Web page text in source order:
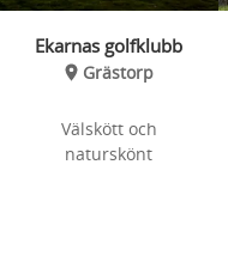
Ekarnas golfklubb
Grästorp
Välskött och
naturskönt